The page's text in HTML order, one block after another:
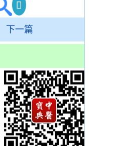
下一篇